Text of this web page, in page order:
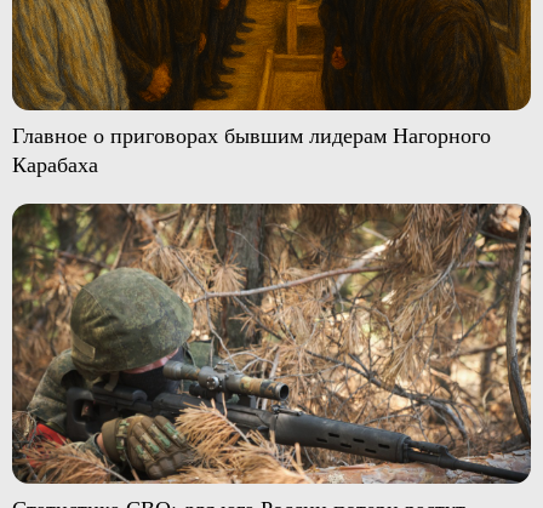
Главное о приговорах бывшим лидерам Нагорного
Карабаха